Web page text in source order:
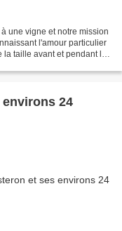
une vigne et notre mission
l'amour particulier
la taille avant et pendant la
24